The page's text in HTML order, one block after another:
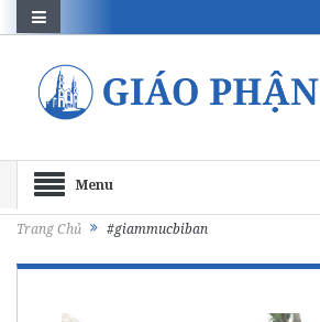
Menu
Trang Chủ #giammucbiban